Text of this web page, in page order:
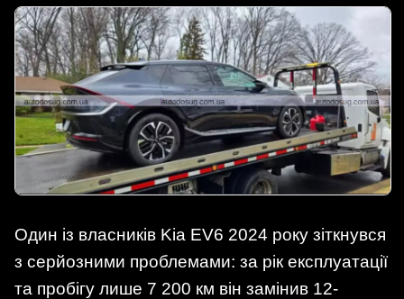
Один із власників Kia EV6 2024 року зіткнувся
з серйозними проблемами: за рік експлуатації
та пробігу лише 7 200 км він замінив 12-